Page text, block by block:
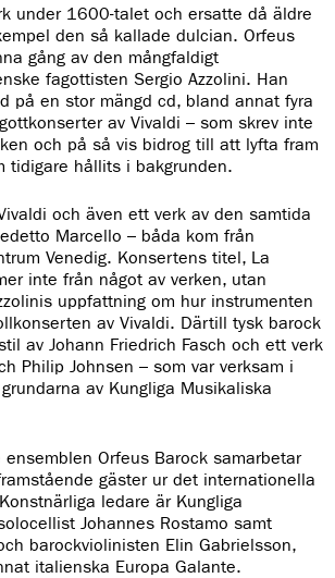
under 1600-talet och ersatte då äldre
den så kallade dulcian. Orfeus
gång av den mångfaldigt
fagottisten Sergio Azzolini. Han
på en stor mängd cd, bland annat fyra
av Vivaldi – som skrev inte
och på så vis bidrog till att lyfta fram
tidigare hållits i bakgrunden.
och även ett verk av den samtida
Marcello – båda kom från
Venedig. Konsertens titel, La
inte från något av verken, utan
uppfattning om hur instrumenten
av Vivaldi. Därtill tysk barock
av Johann Friedrich Fasch och ett verk
Philip Johnsen – som var verksam i
av Kungliga Musikaliska
Orfeus Barock samarbetar
gäster ur det internationella
ledare är Kungliga
Johannes Rostamo samt
barockviolinisten Elin Gabrielsson,
italienska Europa Galante.